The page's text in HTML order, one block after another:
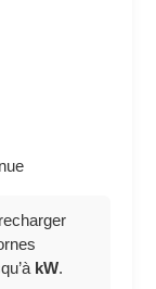
kW.